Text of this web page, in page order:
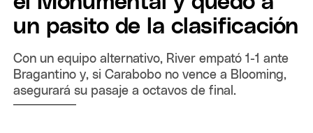
un pasito de la clasificación
Con un equipo alternativo, River empató 1-1 ante
Bragantino y, si Carabobo no vence a Blooming,
asegurará su pasaje a octavos de final.